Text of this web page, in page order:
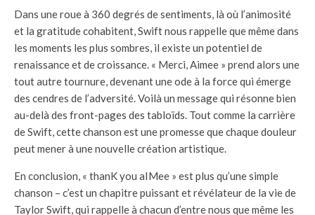
Dans une roue à 360 degrés de sentiments, là où l’animosité
et la gratitude cohabitent, Swift nous rappelle que même dans
les moments les plus sombres, il existe un potentiel de
renaissance et de croissance. « Merci, Aimee » prend alors une
tout autre tournure, devenant une ode à la force qui émerge
des cendres de l’adversité. Voilà un message qui résonne bien
au-delà des front-pages des tabloïds. Tout comme la carrière
de Swift, cette chanson est une promesse que chaque douleur
peut mener à une nouvelle création artistique.
En conclusion, « thanK you aIMee » est plus qu’une simple
chanson – c’est un chapitre puissant et révélateur de la vie de
Taylor Swift, qui rappelle à chacun d’entre nous que même les